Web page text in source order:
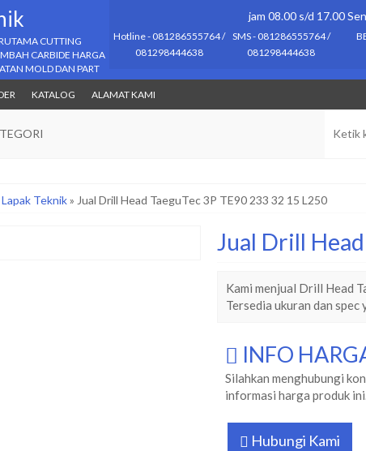
CUTTING
CARBIDE HARGA
MOLD DAN PART
jam 08.00 s/d 17.00
Hotline - 081286555764 /
081298444638
SMS - 081286555764 /
081298444638
KATALOG ALAMAT KAMI
Teknik» Jual Drill Head TaeguTec 3P TE90 233 32 15 L250
Jual Drill
Kami menjual Drill Head
Tersedia ukuran dan spec
INFO
Silahkan menghubungi
informasi harga produk
Hubungi Kami